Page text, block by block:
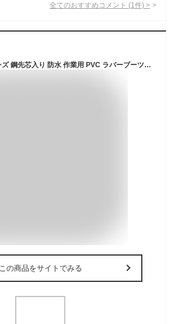
全てのおすすめコメント (1 件) >
[NINGO] 安全長靴 メンズ 鋼先芯入り 防水 作業用 PVC ラバーブーツ 滑り止め 耐油 耐穿刺 インジェクション一体成型 建設・土木・工場・倉庫 現場用 ブラック 26cm-26.5cm
この商品をサイトでみる